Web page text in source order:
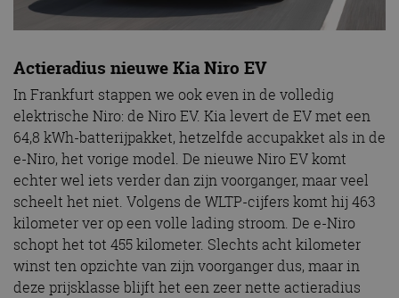
Actieradius nieuwe Kia Niro EV
In Frankfurt stappen we ook even in de volledig
elektrische Niro: de Niro EV. Kia levert de EV met een
64,8 kWh-batterijpakket, hetzelfde accupakket als in de
e-Niro, het vorige model. De nieuwe Niro EV komt
echter wel iets verder dan zijn voorganger, maar veel
scheelt het niet. Volgens de WLTP-cijfers komt hij 463
kilometer ver op een volle lading stroom. De e-Niro
schopt het tot 455 kilometer. Slechts acht kilometer
winst ten opzichte van zijn voorganger dus, maar in
deze prijsklasse blijft het een zeer nette actieradius